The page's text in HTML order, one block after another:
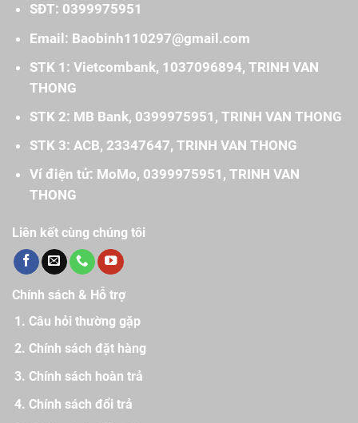
SĐT: 0399975951
Email: Baobinh110297@gmail.com
STK 1: Vietcombank, 1037096894, TRINH VAN
THONG
STK 2: MB Bank, 0399975951, TRINH VAN THONG
STK 3: ACB, 23347647, TRINH VAN THONG
Ví điện tử: MoMo, 0399975951, TRINH VAN
THONG
Liên kết cùng chúng tôi
Chính sách & Hỗ trợ
Câu hỏi thường gặp
Chính sách đặt hàng
Chính sách hoàn trả
Chính sách đổi trả